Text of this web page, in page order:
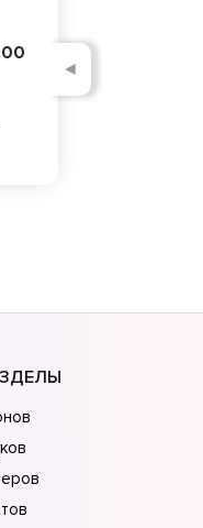
◄